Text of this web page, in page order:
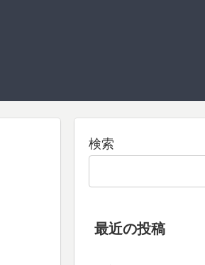
検索
最近の投稿